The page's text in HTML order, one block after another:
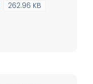
262.96 KB